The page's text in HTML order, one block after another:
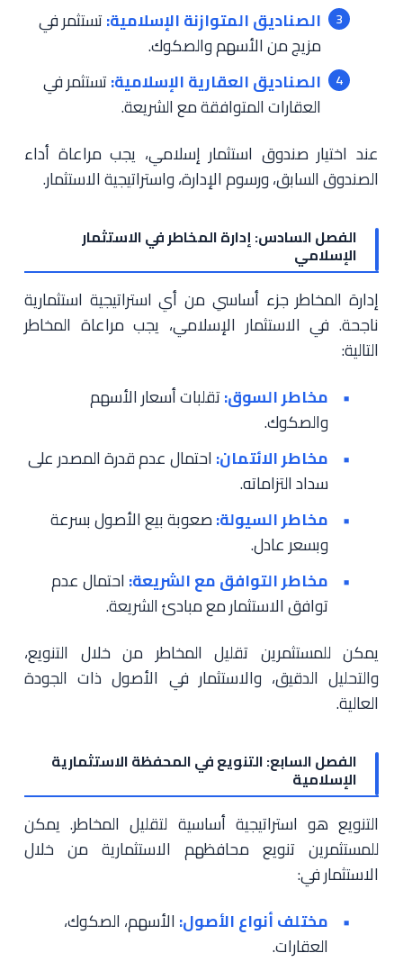
الصناديق المتوازنة الإسلامية:تستثمر في
مزيج من الأسهم والصكوك.
الصناديق العقارية الإسلامية:تستثمر في
العقارات المتوافقة مع الشريعة.
عند اختيار صندوق استثمار إسلامي، يجب مراعاة أداء
الصندوق السابق، ورسوم الإدارة، واستراتيجية الاستثمار.
الفصل السادس: إدارة المخاطر في الاستثمار
الإسلامي
إدارة المخاطر جزء أساسي من أي استراتيجية استثمارية
ناجحة. في الاستثمار الإسلامي، يجب مراعاة المخاطر
التالية:
مخاطر السوق:تقلبات أسعار الأسهم
والصكوك.
مخاطر الائتمان: احتمال عدم قدرة المصدر على
سداد التزاماته.
مخاطر السيولة:صعوبة بيع الأصول بسرعة
وبسعر عادل.
مخاطر التوافق مع الشريعة: احتمال عدم
توافق الاستثمار مع مبادئ الشريعة.
يمكن للمستثمرين تقليل المخاطر من خلال التنويع،
والتحليل الدقيق، والاستثمار في الأصول ذات الجودة
العالية.
الفصل السابع: التنويع في المحفظة الاستثمارية
الإسلامية
التنويع هو استراتيجية أساسية لتقليل المخاطر. يمكن
للمستثمرين تنويع محافظهم الاستثمارية من خلال
الاستثمار في:
مختلف أنواع الأصول: الأسهم، الصكوك،
العقارات.